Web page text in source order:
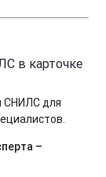
в карточке
СНИЛС для
–